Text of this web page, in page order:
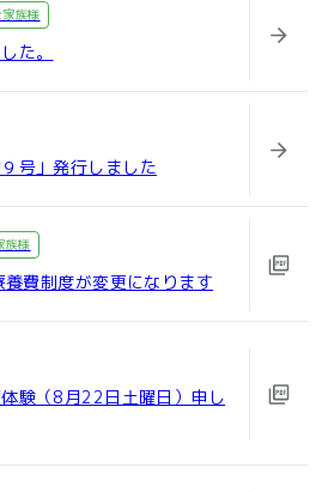
族様
た。
号」発行しました
族様
費制度が変更になります
体験（8月22日土曜日）申し